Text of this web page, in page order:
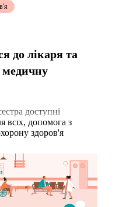
до лікаря та
доступні
всіх, допомога з
здоров'я